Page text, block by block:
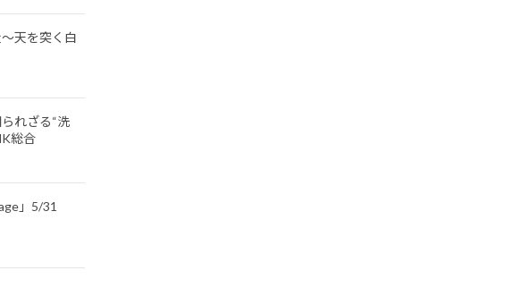
天を突く白
れざる“洗
総合
」5/31